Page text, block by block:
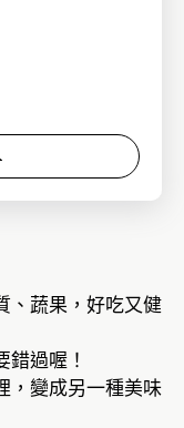
、蔬果，好吃又健
錯過喔！
，變成另一種美味